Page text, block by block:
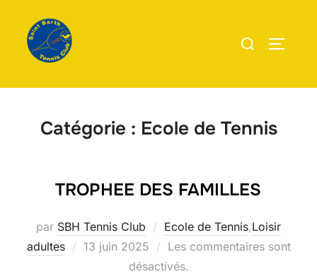
contenu
Rechercher :
Catégorie : Ecole de Tennis
TROPHEE DES FAMILLES
par SBH Tennis Club Ecole de Tennis,Loisir
adultes
Publié
13 juin 2025
Les commentaires sont
désactivés.